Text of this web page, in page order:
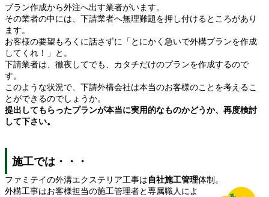
プラン作成から外注へ出す業者がいます。
その業者の中には、下請業者へ無理難題を押し付けるところがあり
ます。
お客様の要望もろくに話さずに「とにかく急いで外構プランを作成
してくれ！」と。
下請業者は、徹夜してでも、カタチだけのプランを作成するので
す。
このような状況で、下請外構会社は本当のお客様のことを考えるこ
とができるのでしょうか。
提出してもらったプランが本当に実用的なものかどうか、再度検討
して下さい。
施工では・・・
ファミテイの外溝エクステリア工事は 自社施工管理体制。
外構工事はお客様担当の施工管理者と専属職人によ